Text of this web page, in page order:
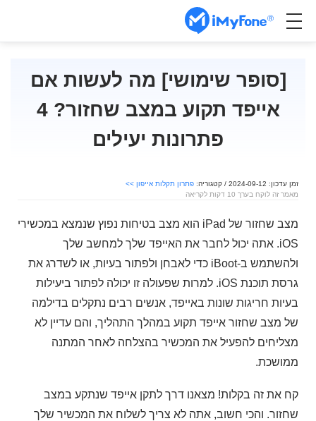
[סופר שימושי] מה לעשות אם
אייפד תקוע במצב שחזור? 4
פתרונות יעילים
זמן עדכון: 2024-09-12 / קטגוריה:
פתרון תקלות אייפון >>
מאמר זה לוקח בערך 10 דקות לקריאה
מצב שחזור של iPad הוא מצב בטיחות נפוץ שנמצא במכשירי
iOS. אתה יכול לחבר את האייפד שלך למחשב שלך
ולהשתמש ב-iBoot כדי לאבחן ולפתור בעיות, או לשדרג את
גרסת תוכנת iOS. למרות שפעולה זו יכולה לפתור ביעילות
בעיות חריגות שונות באייפד, אנשים רבים נתקלים בדילמה
של מצב שחזור אייפד תקוע במהלך התהליך, והם עדיין לא
מצליחים להפעיל את המכשיר בהצלחה לאחר המתנה
ממושכת.
קח את זה בקלות! מצאנו דרך לתקן אייפד שנתקע במצב
שחזור. והכי חשוב, אתה לא צריך לשלוח את המכשיר שלך